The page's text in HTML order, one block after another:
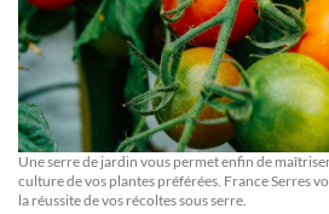
Uneserre de jardin vous permet enfin de
culture de vos plantes préférées. France Serres
la réussite de vos récoltes sous serre.